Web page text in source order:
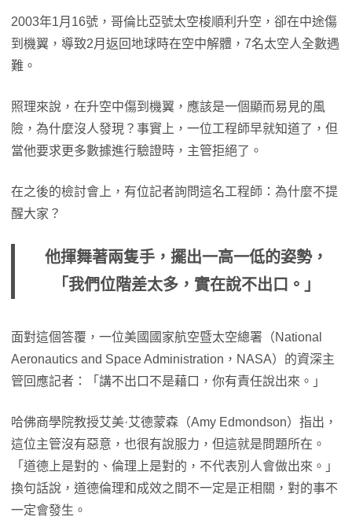
2003年1月16號，哥倫比亞號太空梭順利升空，卻在中途傷
到機翼，導致2月返回地球時在空中解體，7名太空人全數遇
難。
照理來說，在升空中傷到機翼，應該是一個顯而易見的風
險，為什麼沒人發現？事實上，一位工程師早就知道了，但
當他要求更多數據進行驗證時，主管拒絕了。
在之後的檢討會上，有位記者詢問這名工程師：為什麼不提
醒大家？
他揮舞著兩隻手，擺出一高一低的姿勢，
「我們位階差太多，實在說不出口。」
面對這個答覆，一位美國國家航空暨太空總署（National
Aeronautics and Space Administration，NASA）的資深主
管回應記者：「講不出口不是藉口，你有責任說出來。」
哈佛商學院教授艾美·艾德蒙森（Amy Edmondson）指出，
這位主管沒有惡意，也很有說服力，但這就是問題所在。
「道德上是對的、倫理上是對的，不代表別人會做出來。」
換句話說，道德倫理和成效之間不一定是正相關，對的事不
一定會發生。